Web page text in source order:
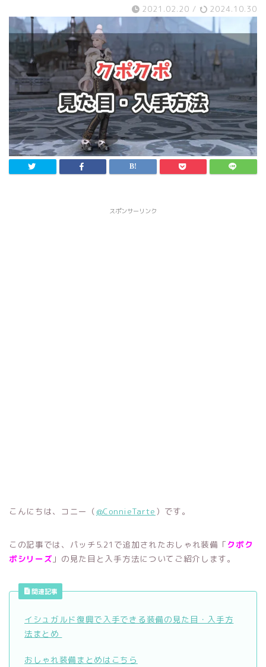
2021.02.20 / 2024.10.30
スポンサーリンク
こんにちは、コニー（ @ConnieTarte ）です。
この記事では、パッチ5.21で追加されたおしゃれ装備「 クポク
ポシリーズ 」の見た目と入手方法についてご紹介します。
関連記事
イシュガルド復興で入手できる装備の見た目・入手方
法まとめ
おしゃれ装備まとめはこちら